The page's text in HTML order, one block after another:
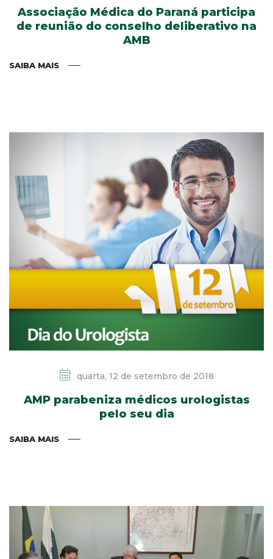
Associação Médica do Paraná participa
de reunião do conselho deliberativo na
AMB
SAIBA MAIS
quarta, 12 de setembro de 2018
AMP parabeniza médicos urologistas
pelo seu dia
SAIBA MAIS